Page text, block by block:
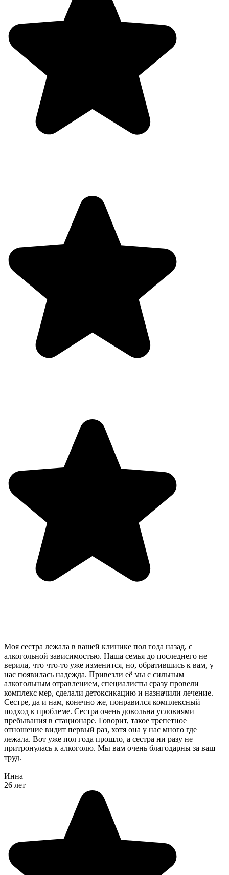
Моя сестра лежала в вашей клинике пол года назад, с
алкогольной зависимостью. Наша семья до последнего не
верила, что что-то уже изменится, но, обратившись к вам, у
нас появилась надежда. Привезли её мы с сильным
алкогольным отравлением, специалисты сразу провели
комплекс мер, сделали детоксикацию и назначили лечение.
Сестре, да и нам, конечно же, понравился комплексный
подход к проблеме. Сестра очень довольна условиями
пребывания в стационаре. Говорит, такое трепетное
отношение видит первый раз, хотя она у нас много где
лежала. Вот уже пол года прошло, а сестра ни разу не
притронулась к алкоголю. Мы вам очень благодарны за ваш
труд.
Инна
26 лет